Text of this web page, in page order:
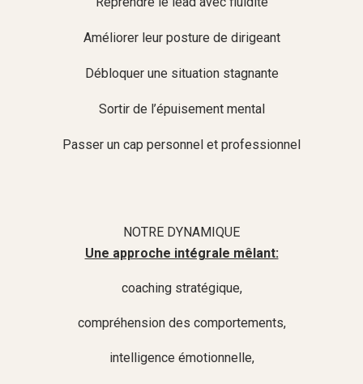
Améliorer leur posture de dirigeant
Débloquer une situation stagnante
Sortir de l’épuisement mental
Passer un cap personnel et professionnel
NOTRE DYNAMIQUE
Une approche intégrale mêlant:
coaching stratégique,
compréhension des comportements,
intelligence émotionnelle,